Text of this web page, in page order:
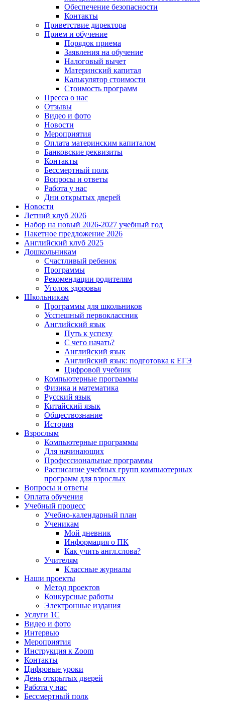
Обеспечение безопасности
Контакты
Приветствие директора
Прием и обучение
Порядок приема
Заявления на обучение
Налоговый вычет
Материнский капитал
Калькулятор стоимости
Стоимость программ
Пресса о нас
Отзывы
Видео и фото
Новости
Мероприятия
Оплата материнским капиталом
Банковские реквизиты
Контакты
Бессмертный полк
Вопросы и ответы
Работа у нас
Дни открытых дверей
Новости
Летний клуб 2026
Набор на новый 2026-2027 учебный год
Пакетное предложение 2026
Английский клуб 2025
Дошкольникам
Счастливый ребенок
Программы
Рекомендации родителям
Уголок здоровья
Школьникам
Программы для школьников
Усспешный первоклассник
Английский язык
Путь к успеху
С чего начать?
Английский язык
Английский язык: подготовка к ЕГЭ
Цифровой учебник
Компьютерные программы
Физика и математика
Русский язык
Китайский язык
Обществознание
История
Взрослым
Компьютерные программы
Для начинающих
Профессиональные программы
Расписание учебных групп компьютерных
программ для взрослых
Вопросы и ответы
Оплата обучения
Учебный процесс
Учебно-календарный план
Ученикам
Мой дневник
Информация о ПК
Как учить англ.слова?
Учителям
Классные журналы
Наши проекты
Метод проектов
Конкурсные работы
Электронные издания
Услуги 1C
Видео и фото
Интервью
Мероприятия
Инструкция к Zoom
Контакты
Цифровые уроки
День открытых дверей
Работа у нас
Бессмертный полк